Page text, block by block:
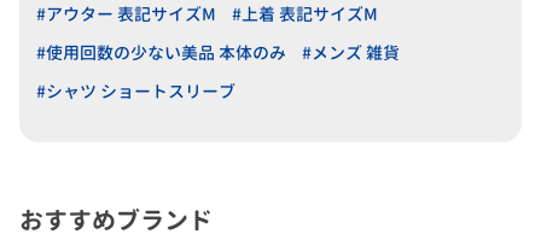
#アウター 表記サイズM
#上着 表記サイズM
#使用回数の少ない美品 本体のみ
#メンズ 雑貨
#シャツ ショートスリーブ
おすすめブランド